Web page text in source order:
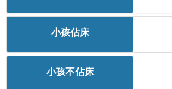
小孩佔床
小孩不佔床